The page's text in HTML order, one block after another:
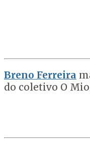
Breno Ferreira
do coletivo O